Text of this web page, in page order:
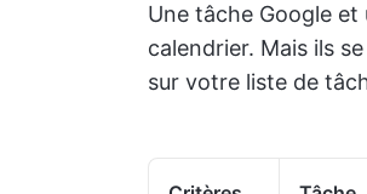
Une tâche Google
calendrier. Mais ils
sur votre liste de